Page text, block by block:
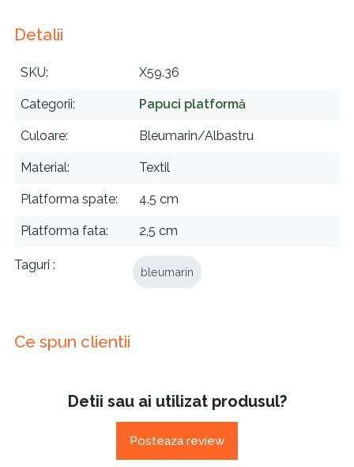
Detalii
SKU X59.36
Categorii Papuci platformă
Culoare Bleumarin/Albastru
Material Textil
Platforma spate 4.5 cm
Platforma fata 2,5 cm
Taguri bleumarin
Ce spun clientii
Detii sau ai utilizat produsul?
Posteaza review